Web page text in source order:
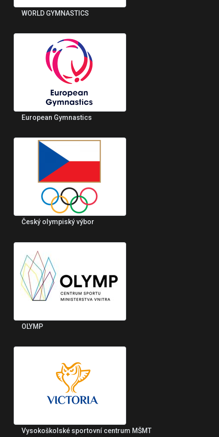
WORLD GYMNASTICS
European Gymnastics
Český olympiský výbor
OLYMP
Vysokoškolské sportovní centrum MŠMT